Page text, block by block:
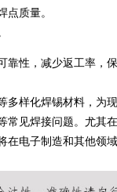
点质量。
靠性，减少返工率，
多样化焊锡材料，为
常见焊接问题。尤其
在电子制造和其他领